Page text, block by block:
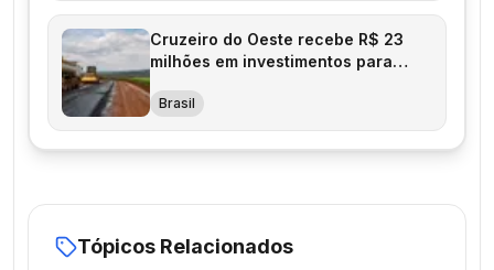
Cruzeiro do Oeste recebe R$ 23
milhões em investimentos para
Brasil
Tópicos Relacionados